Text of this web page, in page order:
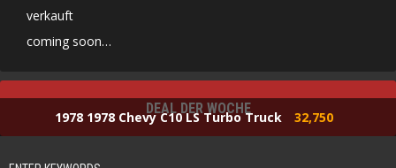
verkauft
coming soon…
DEAL DER WOCHE
1978 1978 Chevy C10 LS Turbo Truck 32,750